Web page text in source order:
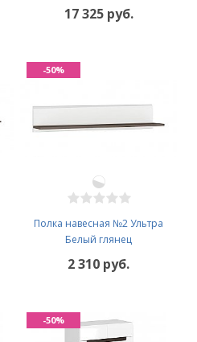
17 325 руб.
Полка навесная №2 Ультра
Белый глянец
2 310 руб.
-50%
-50%